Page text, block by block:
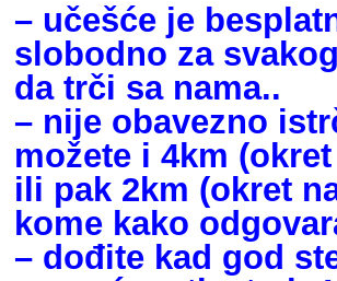
– učešće je
slobodno za
da trči sa nama..
– nije obavezno
možete i 4km
ili pak 2km (okret
kome kako
– dođite kad god